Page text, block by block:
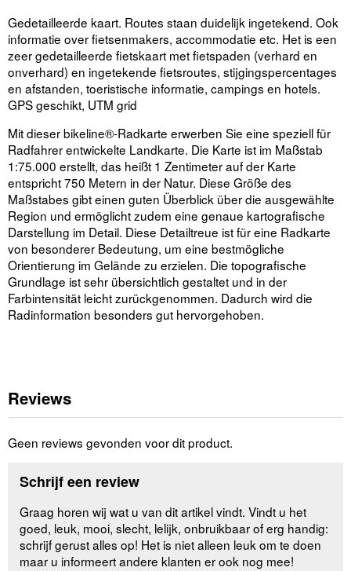
Gedetailleerde kaart. Routes staan duidelijk ingetekend. Ook
informatie over fietsenmakers, accommodatie etc. Het is een
zeer gedetailleerde fietskaart met fietspaden (verhard en
onverhard) en ingetekende fietsroutes, stijgingspercentages
en afstanden, toeristische informatie, campings en hotels.
GPS geschikt, UTM grid
Mit dieser bikeline®-Radkarte erwerben Sie eine speziell für
Radfahrer entwickelte Landkarte. Die Karte ist im Maßstab
1:75.000 erstellt, das heißt 1 Zentimeter auf der Karte
entspricht 750 Metern in der Natur. Diese Größe des
Maßstabes gibt einen guten Überblick über die ausgewählte
Region und ermöglicht zudem eine genaue kartografische
Darstellung im Detail. Diese Detailtreue ist für eine Radkarte
von besonderer Bedeutung, um eine bestmögliche
Orientierung im Gelände zu erzielen. Die topografische
Grundlage ist sehr übersichtlich gestaltet und in der
Farbintensität leicht zurückgenommen. Dadurch wird die
Radinformation besonders gut hervorgehoben.
Reviews
Geen reviews gevonden voor dit product.
Schrijf een review
Graag horen wij wat u van dit artikel vindt. Vindt u het
goed, leuk, mooi, slecht, lelijk, onbruikbaar of erg handig:
schrijf gerust alles op! Het is niet alleen leuk om te doen
maar u informeert andere klanten er ook nog mee!